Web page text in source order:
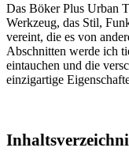
Das Böker Plus Urban
Werkzeug, das Stil,
vereint, die es von
Abschnitten werde ich
eintauchen und die
einzigartige